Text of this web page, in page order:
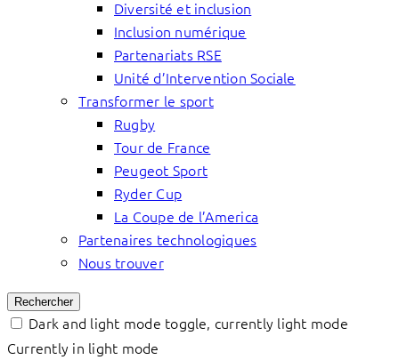
Diversité et inclusion
Inclusion numérique
Partenariats RSE
Unité d’Intervention Sociale
Transformer le sport
Rugby
Tour de France
Peugeot Sport
Ryder Cup
La Coupe de l’America
Partenaires technologiques
Nous trouver
Rechercher
Dark and light mode toggle, currently light mode
Currently in light mode